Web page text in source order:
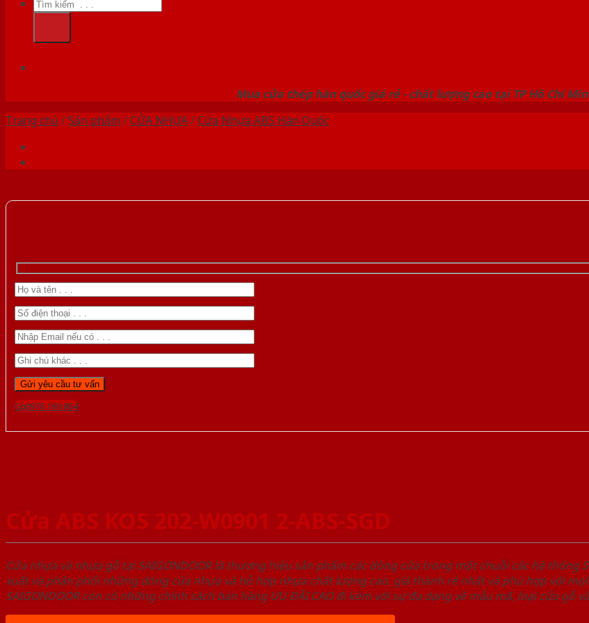
kiếm:
Mua cửa thép hàn quốc giá rẻ - chất lượng cao tại TP Hồ Chí
Trang chủ /Sản phẩm /CỬA NHỰA/Cửa Nhựa ABS Hàn Quốc
Gọi 0976.169.864
Cửa ABS KOS 202-W0901 2-ABS-SGD
Cửa nhựa và nhựa gỗ tại SAIGONDOOR là thương hiệu sản phẩm các dòng cửa trong một chuỗi các hệ thống
xuất và phân phối những dòng cửa nhựa và hỗ hợp nhựa chất lượng cao, giá thành rẻ nhất và phù hợp với
SAIGONDOOR còn có những chính sách bán hàng ƯU ĐÃI CAO đi kèm với sự đa dạng về mẫu mã, loại cửa gỗ